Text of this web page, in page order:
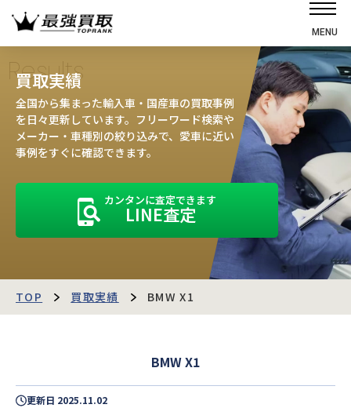
MENU
選ばれる理由
高価買取の仕組み
売却の流れ
お客様の声
運営会社
Results
買取実績
全国から集まった輸入車・国産車の買取事例
を日々更新しています。フリーワード検索や
メーカー・車種別の絞り込みで、愛車に近い
事例をすぐに確認できます。
カンタンに査定できます
LINE査定
TOP 買取実績 BMW X1
BMW X1
更新日 2025.11.02